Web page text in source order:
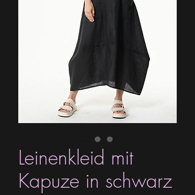
Leinenkleid mit
Kapuze in schwarz